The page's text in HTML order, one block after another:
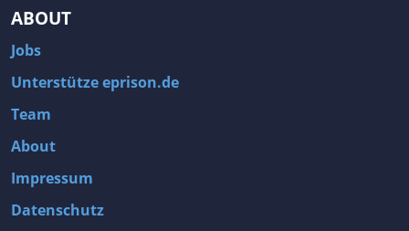
ABOUT
Jobs
Unterstütze eprison.de
Team
About
Impressum
Datenschutz